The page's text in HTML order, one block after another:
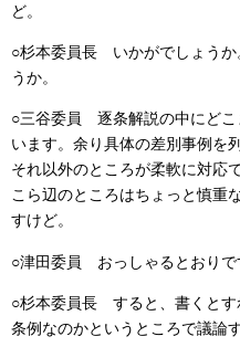
ど。
○杉本委員長 いかがでしょうか
うか。
○三谷委員 逐条解説の中にどこ
います。余り具体の差別事例を
それ以外のところが柔軟に対応
こら辺のところはちょっと慎重
すけど。
○津田委員 おっしゃるとおりで
○杉本委員長 すると、書くとす
条例なのかというところで議論